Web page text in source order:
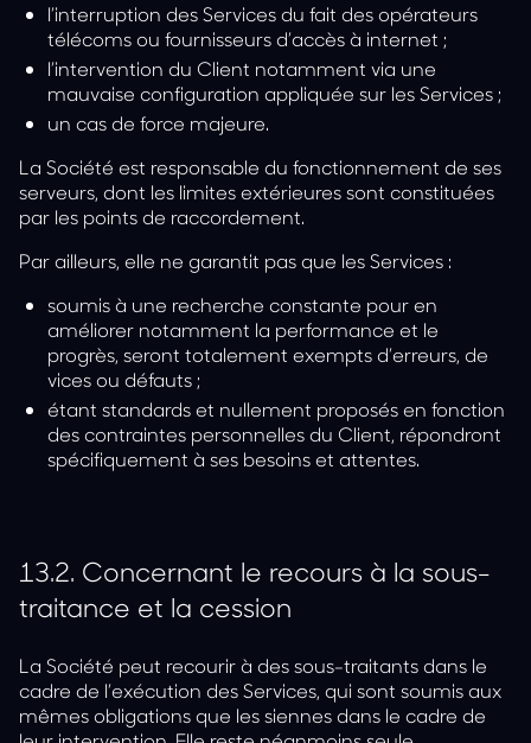
l’interruption des Services du fait des opérateurs
télécoms ou fournisseurs d’accès à internet ;
l’intervention du Client notamment via une
mauvaise configuration appliquée sur les Services ;
un cas de force majeure.
La Société est responsable du fonctionnement de ses
serveurs, dont les limites extérieures sont constituées
par les points de raccordement.
Par ailleurs, elle ne garantit pas que les Services :
soumis à une recherche constante pour en
améliorer notamment la performance et le
progrès, seront totalement exempts d’erreurs, de
vices ou défauts ;
étant standards et nullement proposés en fonction
des contraintes personnelles du Client, répondront
spécifiquement à ses besoins et attentes.
13.2. Concernant le recours à la sous-
traitance et la cession
La Société peut recourir à des sous-traitants dans le
cadre de l’exécution des Services, qui sont soumis aux
mêmes obligations que les siennes dans le cadre de